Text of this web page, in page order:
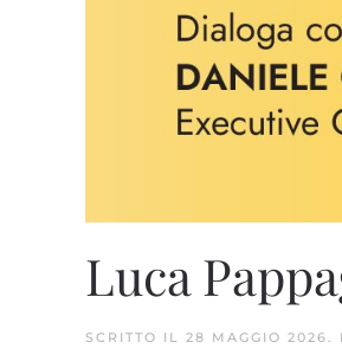
Luca
SCRITTO IL 28 MAGGIO 2026